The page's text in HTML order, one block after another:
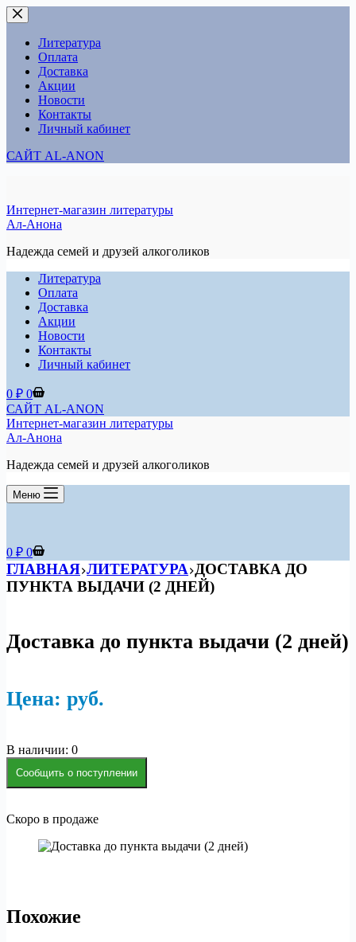
Перейти
к
сути
Литература
Оплата
Доставка
Акции
Новости
Контакты
Личный кабинет
САЙТ AL-ANON
Интернет-магазин литературы
Ал-Анона
Надежда семей и друзей алкоголиков
Литература
Оплата
Доставка
Акции
Новости
Контакты
Личный кабинет
Корзина
0 ₽ 0
САЙТ AL-ANON
Интернет-магазин литературы
Ал-Анона
Надежда семей и друзей алкоголиков
Меню
Корзина
0 ₽ 0
ГЛАВНАЯ ЛИТЕРАТУРА ДОСТАВКА ДО
ПУНКТА ВЫДАЧИ (2 ДНЕЙ)
Скоро в продаже
Доставка до пункта выдачи (2 дней)
Цена: руб.
В наличии: 0
Сообщить о поступлении
Похожие